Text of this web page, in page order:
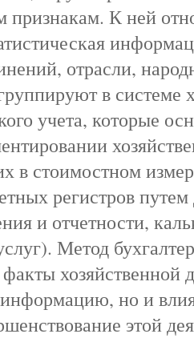
К ней
отрасли,
в системе
учета, которые
в стоимостном
регистров
и отчетности,
Метод
хозяйственной
но и
этой